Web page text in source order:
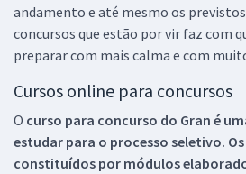
andamento e até mesmo os
concursos que estão por vir faz com
preparar com mais calma e com
Cursos online para concursos
O curso para concurso do Gran é
estudar para o processo seletivo.
constituídos por módulos